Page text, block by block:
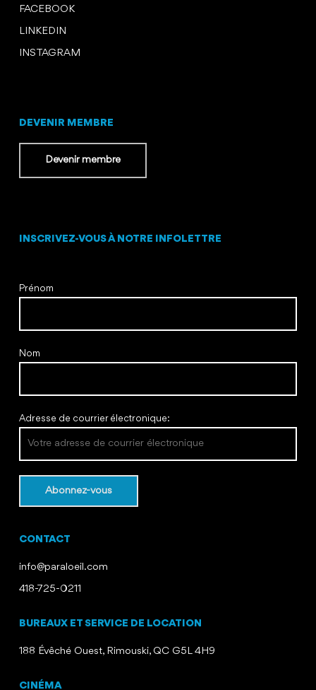
FACEBOOK
LINKEDIN
INSTAGRAM
DEVENIR MEMBRE
Devenir membre
INSCRIVEZ-VOUS À NOTRE INFOLETTRE
Prénom
Nom
Adresse de courrier électronique:
CONTACT
info@paraloeil.com
418-725-0211
BUREAUX ET SERVICE DE LOCATION
188 Évêché Ouest, Rimouski, QC G5L 4H9
CINÉMA